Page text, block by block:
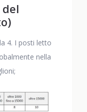
4. I posti letto
nella